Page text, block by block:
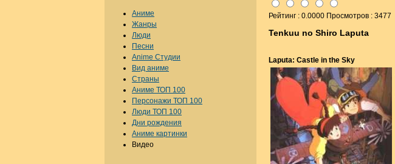
Рейтинг : 0.0000 Просмотров : 3477
Tenkuu no Shiro Laputa
Laputa: Castle in the Sky
Аниме
Жанры
Люди
Песни
Anime Студии
Вид аниме
Страны
Аниме ТОП 100
Персонажи ТОП 100
Люди ТОП 100
Дни рождения
Аниме картинки
Видео